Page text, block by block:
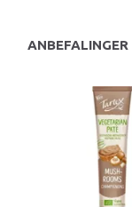
ANBEFALINGER